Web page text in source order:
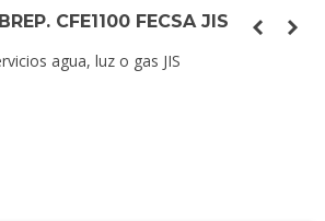
CFE1100 FECSA JIS
agua, luz o gas JIS